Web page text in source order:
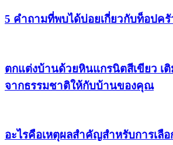
5 คำถามที่พบได้บ่อยเกี่ยวกับท็อปค
ตกแต่งบ้านด้วยหินแกรนิตสีเขียว เ
จากธรรมชาติให้กับบ้านของคุณ
อะไรคือเหตุผลสำคัญสำหรับการเลื